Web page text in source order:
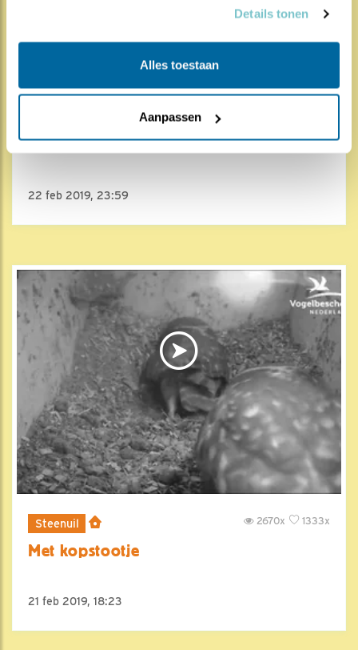
Details tonen
Alles toestaan
Aanpassen
Eng avond-avontuur
22 feb 2019, 23:59
Steenuil 1333x
2670x
Met kopstootje
21 feb 2019, 18:23